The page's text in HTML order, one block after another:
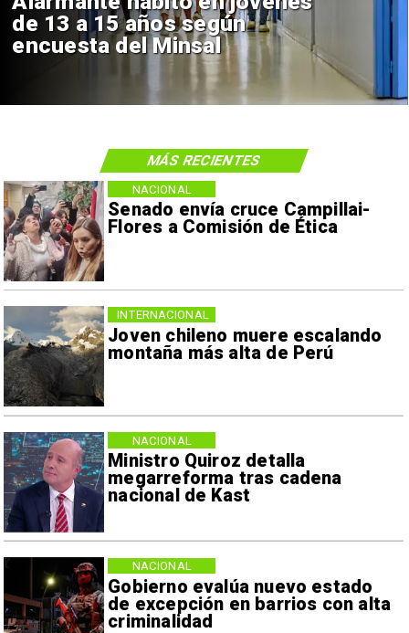
de 13 a 15 años según
encuesta del Minsal
Senado envía cruce Campillai-
Flores a Comisión de Ética
NACIONAL
Joven chileno muere escalando
montaña más alta de Perú
INTERNACIONAL
Ministro Quiroz detalla
megarreforma tras cadena
nacional de Kast
NACIONAL
Gobierno evalúa nuevo estado
de excepción en barrios con alta
criminalidad
NACIONAL
MÁS RECIENTES